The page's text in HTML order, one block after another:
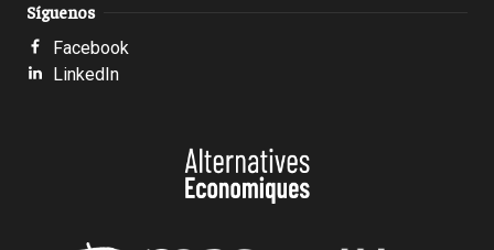
Síguenos
Facebook
LinkedIn